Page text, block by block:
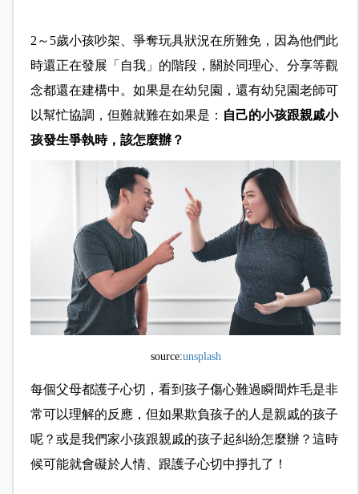
2～5歲小孩吵架、爭奪玩具狀況在所難免，因為他們此
時還正在發展「自我」的階段，關於同理心、分享等觀
念都還在建構中。如果是在幼兒園，還有幼兒園老師可
以幫忙協調，但難就難在如果是： 自己的小孩跟親戚小
孩發生爭執時，該怎麼辦？
source:unsplash
每個父母都護子心切，看到孩子傷心難過瞬間炸毛是非
常可以理解的反應，但如果欺負孩子的人是親戚的孩子
呢？或是我們家小孩跟親戚的孩子起糾紛怎麼辦？這時
候可能就會礙於人情、跟護子心切中掙扎了！